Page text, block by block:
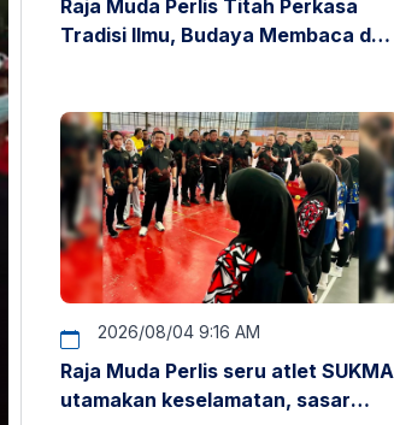
Raja Muda Perlis Titah Perkasa
Tradisi Ilmu, Budaya Membaca dan
2026/08/04 9:16 AM
Raja Muda Perlis seru atlet SUKMA
utamakan keselamatan, sasar